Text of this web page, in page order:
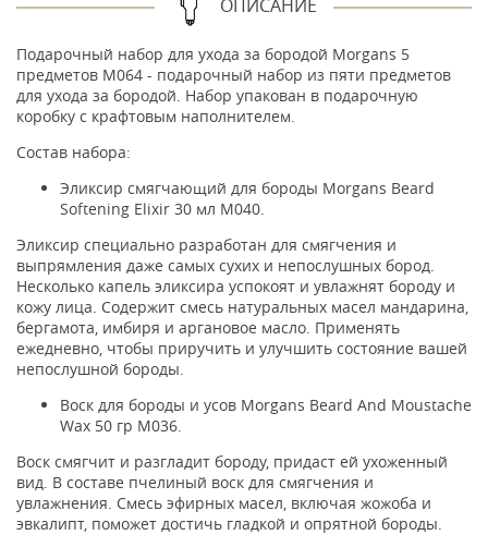
ОПИСАНИЕ
Подарочный набор для ухода за бородой Morgans 5
предметов M064 - подарочный набор из пяти предметов
для ухода за бородой. Набор упакован в подарочную
коробку с крафтовым наполнителем.
Состав набора:
Эликсир смягчающий для бороды Morgans Beard
Softening Elixir 30 мл M040.
Эликсир специально разработан для смягчения и
выпрямления даже самых сухих и непослушных бород.
Несколько капель эликсира успокоят и увлажнят бороду и
кожу лица. Содержит смесь натуральных масел мандарина,
бергамота, имбиря и аргановое масло. Применять
ежедневно, чтобы приручить и улучшить состояние вашей
непослушной бороды.
Воск для бороды и усов Morgans Beard And Moustache
Wax 50 гр M036.
Воск смягчит и разгладит бороду, придаст ей ухоженный
вид. В составе пчелиный воск для смягчения и
увлажнения. Смесь эфирных масел, включая жожоба и
эвкалипт, поможет достичь гладкой и опрятной бороды.